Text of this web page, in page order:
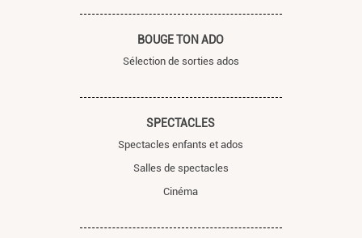
BOUGE TON ADO
Sélection de sorties ados
SPECTACLES
Spectacles enfants et ados
Salles de spectacles
Cinéma